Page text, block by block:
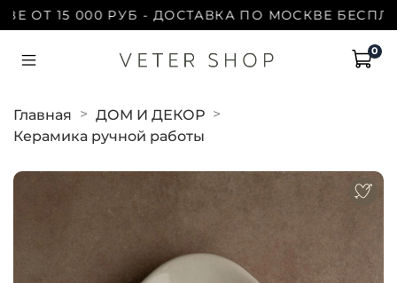
15 000 РУБ - ДОСТАВКА ПО МОСКВЕ
0
Главная
ДОМ И ДЕКОР
Керамика ручной работы